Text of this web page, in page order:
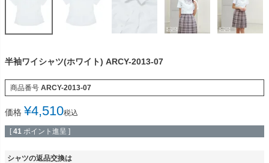
半袖ワイシャツ(ホワイト) ARCY-2013-07
商品番号 ARCY-2013-07
価格 ¥4,510税込
[ 41 ポイント進呈 ]
シャツの返品交換は